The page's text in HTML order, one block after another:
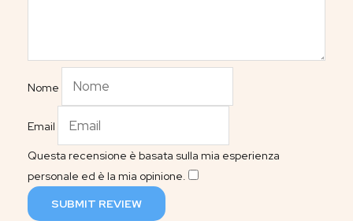
Nome
Email
Questa recensione è basata sulla mia esperienza
personale ed è la mia opinione.
SUBMIT REVIEW